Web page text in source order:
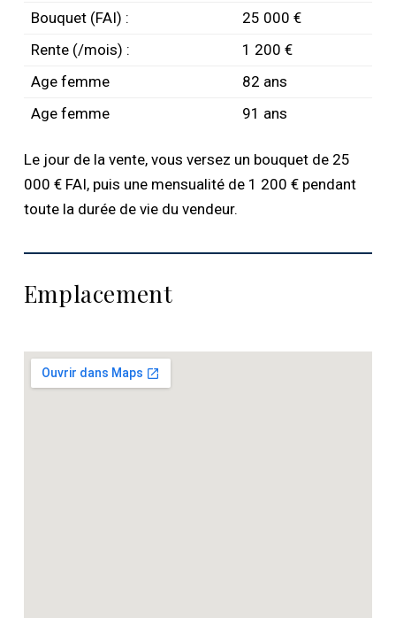
Bouquet (FAI) :
25 000 €
Rente (/mois) :
1 200 €
Age femme
82 ans
Age femme
91 ans
Le jour de la vente, vous versez un bouquet de 25
000 € FAI, puis une mensualité de 1 200 € pendant
toute la durée de vie du vendeur.
Emplacement